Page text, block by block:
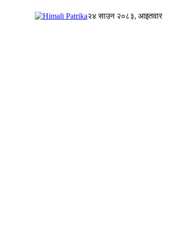
२४ साउन २०८३, आइतवार